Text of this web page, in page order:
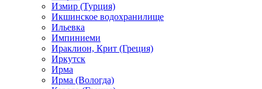
Измир (Турция)
Икшинское водохранилище
Ильевка
Импиниеми
Ираклион, Крит (Греция)
Иркутск
Ирма
Ирма (Вологда)